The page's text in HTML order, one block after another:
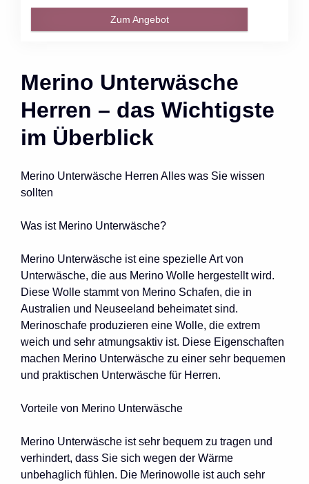
Zum Angebot
Merino Unterwäsche
Herren – das Wichtigste
im Überblick
Merino Unterwäsche Herren Alles was Sie wissen
sollten
Was ist Merino Unterwäsche?
Merino Unterwäsche ist eine spezielle Art von
Unterwäsche, die aus Merino Wolle hergestellt wird.
Diese Wolle stammt von Merino Schafen, die in
Australien und Neuseeland beheimatet sind.
Merinoschafe produzieren eine Wolle, die extrem
weich und sehr atmungsaktiv ist. Diese Eigenschaften
machen Merino Unterwäsche zu einer sehr bequemen
und praktischen Unterwäsche für Herren.
Vorteile von Merino Unterwäsche
Merino Unterwäsche ist sehr bequem zu tragen und
verhindert, dass Sie sich wegen der Wärme
unbehaglich fühlen. Die Merinowolle ist auch sehr